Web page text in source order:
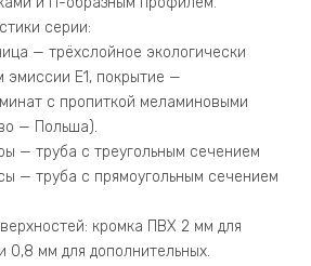
серии:
— трёхслойное экологически
эмиссии Е1, покрытие —
с пропиткой меламиновыми
— Польша).
— труба с треугольным сечением
— труба с прямоугольным сечением
кромка ПВХ 2 мм для
0,8 мм для дополнительных.